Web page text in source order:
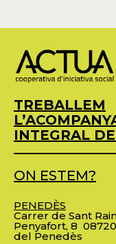
TREBALLEM
INTEGRAL
ON ESTEM?
PENEDÈS
Carrer de Sant
Penyafort, 8
del Penedès